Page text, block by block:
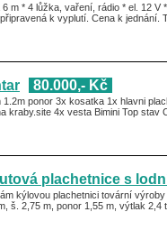
6 m * 4 lůžka, vaření, rádio * el. 12
k vyplutí. Cena k jednání.
80.000,- Kč
1.2m ponor 3x kosatka 1x hlavni
kraby.site 4x vesta Bimini Top stav
plachetnice s
kýlovou plachetnici tovární
š. 2,75 m, ponor 1,55 m, výtlak